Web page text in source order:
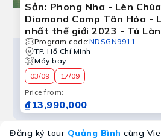
Sản: Phong Nha - Lèn
Diamond Camp Tân Hóa -
nhất thế giới 2023 - Tú
Program code:NDSGN9911
TP. Hồ Chí Minh
Máy bay
03/09
17/09
Price from:
₫13,990,000
Đăng ký tour Quảng Bình cùng